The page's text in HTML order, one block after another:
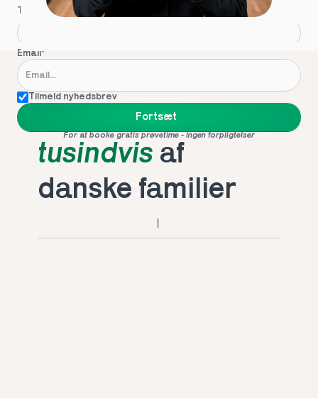
Telefon*
Email*
Tilmeld nyhedsbrev
Fortsæt
For at booke gratis prøvetime - ingen forpligtelser
tusindvis af
danske familier